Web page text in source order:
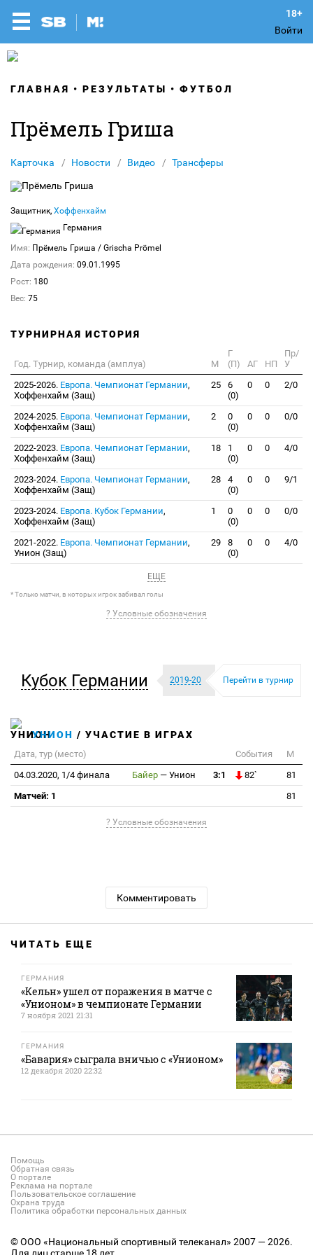
Войти
ГЛАВНАЯ РЕЗУЛЬТАТЫ ФУТБОЛ
Прёмель Гриша
Карточка Новости Видео Трансферы
Защитник, Хоффенхайм
Германия
Имя: Прёмель Гриша / Grischa Prömel
Дата рождения: 09.01.1995
Рост: 180
Вес: 75
ТУРНИРНАЯ ИСТОРИЯ
Год. Турнир, команда (амплуа) М
Г
(П)
АГ НП
Пр/
У
2025-2026. Европа. Чемпионат Германии,
Хоффенхайм (Защ)
25
6
(0)
0 0 2/0
2024-2025. Европа. Чемпионат Германии,
Хоффенхайм (Защ)
2
0
(0)
0 0 0/0
2022-2023. Европа. Чемпионат Германии,
Хоффенхайм (Защ)
18
1
(0)
0 0 4/0
2023-2024. Европа. Чемпионат Германии,
Хоффенхайм (Защ)
28
4
(0)
0 0 9/1
2023-2024. Европа. Кубок Германии,
Хоффенхайм (Защ)
1
0
(0)
0 0 0/0
2021-2022. Европа. Чемпионат Германии,
Унион (Защ)
29
8
(0)
0 0 4/0
ЕЩЕ
* Только матчи, в которых игрок забивал голы
? Условные обозначения
Кубок Германии 2019-20 Перейти в турнир
УНИОН / УЧАСТИЕ В ИГРАХ
Дата, тур (место) События
М
04.03.2020, 1/4 финала
Байер — Унион 3:1 82`
81
Матчей: 1
81
? Условные обозначения
Комментировать
ЧИТАТЬ ЕЩЕ
ГЕРМАНИЯ
«Кельн» ушел от поражения в матче с
«Унионом» в чемпионате Германии
7 ноября 2021 21:31
ГЕРМАНИЯ
«Бавария» сыграла вничью с «Унионом»
12 декабря 2020 22:32
Помощь
Обратная связь
О портале
Реклама на портале
Пользовательское соглашение
Охрана труда
Политика обработки персональных данных
© ООО «Национальный спортивный телеканал» 2007 — 2026.